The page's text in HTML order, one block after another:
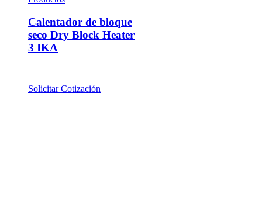
Calentador de bloque
seco Dry Block Heater
3 IKA
Solicitar Cotización